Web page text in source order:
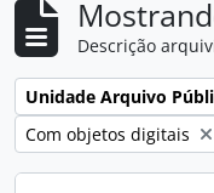
Descrição
Remover filtro:
Remover filtro:
Com objetos digitais